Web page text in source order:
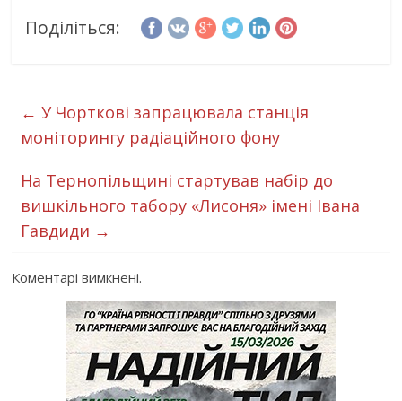
Поділіться:
← У Чорткові запрацювала станція
моніторингу радіаційного фону
На Тернопільщині стартував набір до
вишкільного табору «Лисоня» імені Івана
Гавдиди →
Коментарі вимкнені.